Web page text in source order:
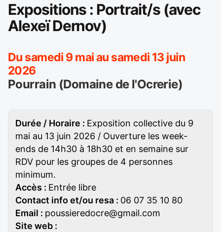
Expositions : Portrait/s (avec
Alexeï Dernov)
Du samedi 9 mai au samedi 13 juin
2026
Pourrain (Domaine de l'Ocrerie)
Durée / Horaire : Exposition collective du 9
mai au 13 juin 2026 / Ouverture les week-
ends de 14h30 à 18h30 et en semaine sur
RDV pour les groupes de 4 personnes
minimum.
Accès : Entrée libre
Contact info et/ou resa : 06 07 35 10 80
Email : poussieredocre@gmail.com
Site web :